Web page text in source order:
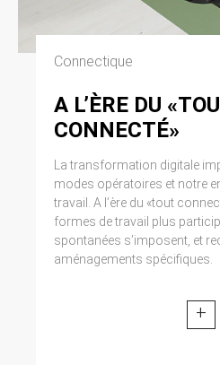
Connectique
A L’ÈRE DU
CONNECTÉ»
La transformation digitale
modes opératoires et notre
travail. A l’ère du «tout
formes de travail plus
spontanées s’imposent, et
aménagements spécifiques.
+